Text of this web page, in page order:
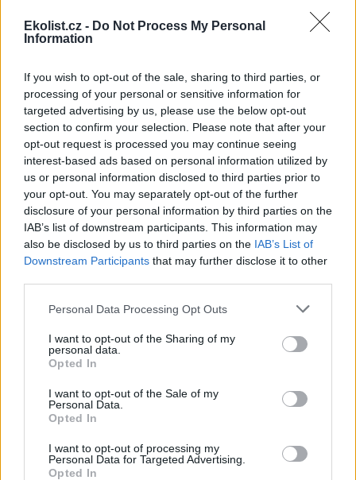
Ekolist.cz - Do Not Process My Personal
Information
If you wish to opt-out of the sale, sharing to third parties, or
processing of your personal or sensitive information for
targeted advertising by us, please use the below opt-out
section to confirm your selection. Please note that after your
opt-out request is processed you may continue seeing
interest-based ads based on personal information utilized by
us or personal information disclosed to third parties prior to
your opt-out. You may separately opt-out of the further
disclosure of your personal information by third parties on the
IAB’s list of downstream participants. This information may
also be disclosed by us to third parties on the IAB’s List of
Downstream Participants that may further disclose it to other
Personal Data Processing Opt Outs
I want to opt-out of the Sharing of my
personal data.
Opted In
I want to opt-out of the Sale of my
Personal Data.
Opted In
I want to opt-out of processing my
Personal Data for Targeted Advertising.
Opted In
Separační dvůr je součástí společného projektu Centra pro
komplexní využití odpadů (CEKVO). Firma Služby města
společností UGI Pardubice s cílem vytvořit první regionální
centrum cirkulární ekonomiky, které bude zpracovávat
odpad z území Chrudimska a Pardubicka. Na projekt už
byla přislíbena dotace z programu ITI Hradecko-
pardubické aglomerace. Náklady chrudimské částí se v
minulosti odhadovaly na 80 milionů korun.